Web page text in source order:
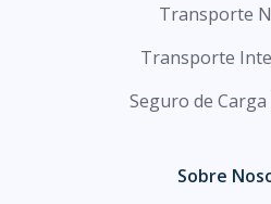
Transporte
Transporte
Seguro de
Sobre